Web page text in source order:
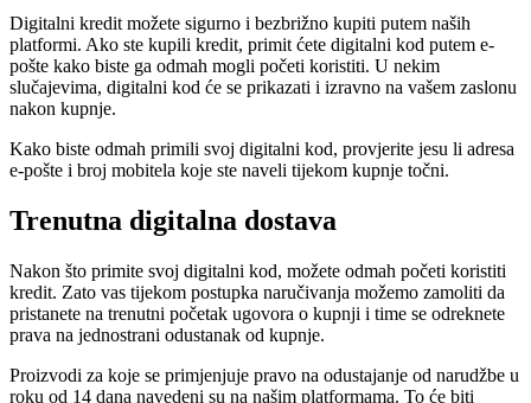
Digitalni kredit možete sigurno i bezbrižno kupiti putem naših
platformi. Ako ste kupili kredit, primit ćete digitalni kod putem e-
pošte kako biste ga odmah mogli početi koristiti. U nekim
slučajevima, digitalni kod će se prikazati i izravno na vašem zaslonu
nakon kupnje.
Kako biste odmah primili svoj digitalni kod, provjerite jesu li adresa
e-pošte i broj mobitela koje ste naveli tijekom kupnje točni.
Trenutna digitalna dostava
Nakon što primite svoj digitalni kod, možete odmah početi koristiti
kredit. Zato vas tijekom postupka naručivanja možemo zamoliti da
pristanete na trenutni početak ugovora o kupnji i time se odreknete
prava na jednostrani odustanak od kupnje.
Proizvodi za koje se primjenjuje pravo na odustajanje od narudžbe u
roku od 14 dana navedeni su na našim platformama. To će biti